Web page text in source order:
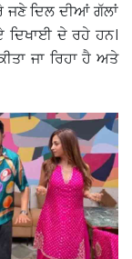
ਜਣੇ ਦਿਲ ਦੀਆਂ ਗੱਲਾਂ
ਦੇ ਰਹੇ ਹਨ।
ਜਾ ਰਿਹਾ ਹੈ ਅਤੇ